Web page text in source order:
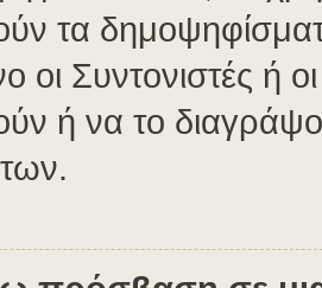
τα
οι Συντονιστές ή
ή να το